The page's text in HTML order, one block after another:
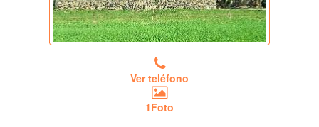
Ver teléfono
1Foto